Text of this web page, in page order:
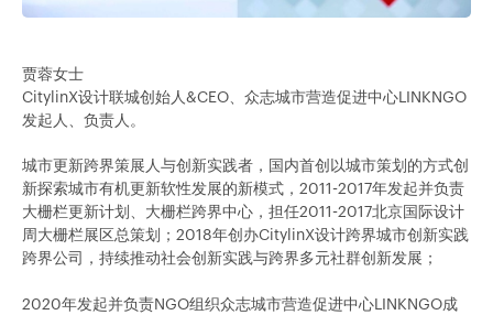
贾蓉女士
CitylinX设计联城创始人&CEO、众志城市营造促进中心LINKNGO
发起人、负责人。
城市更新跨界策展人与创新实践者，国内首创以城市策划的方式创
新探索城市有机更新软性发展的新模式，2011-2017年发起并负责
大栅栏更新计划、大栅栏跨界中心，担任2011-2017北京国际设计
周大栅栏展区总策划；2018年创办CitylinX设计跨界城市创新实践
跨界公司，持续推动社会创新实践与跨界多元社群创新发展；
2020年发起并负责NGO组织众志城市营造促进中心LINKNGO成